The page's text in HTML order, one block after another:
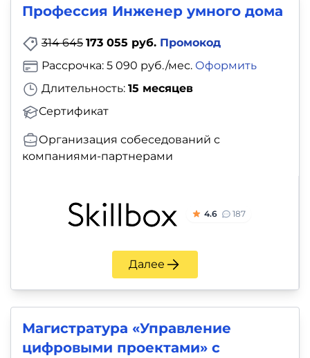
Профессия Инженер умного дома
314 645 173 055 руб. Промокод
Длительность: 15 месяцев
Сертификат
Рассрочка: 5 090 руб./мес. Оформить
Организация собеседований с
компаниями-партнерами
4.6 187
Далее
Магистратура «Управление
цифровыми проектами» с